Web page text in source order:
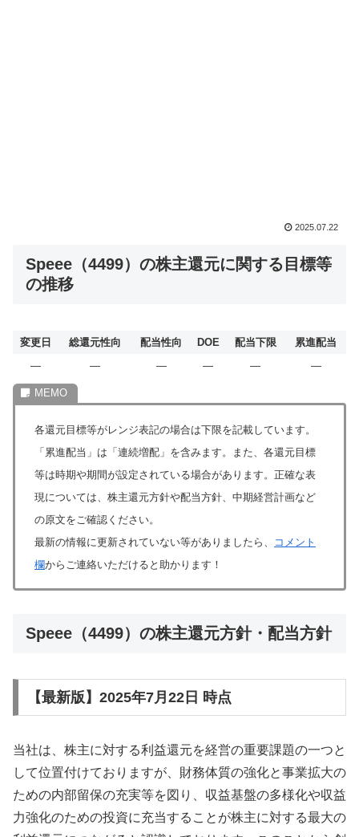
2025.07.22
Speee（4499）の株主還元に関する目標等
の推移
変更日 総還元性向 配当性向 DOE 配当下限
累進配当
―
― ― ― ― ―
各還元目標等がレンジ表記の場合は下限を記載しています。
「累進配当」は「連続増配」を含みます。また、各還元目標
等は時期や期間が設定されている場合があります。正確な表
現については、株主還元方針や配当方針、中期経営計画など
の原文をご確認ください。
最新の情報に更新されていない等がありましたら、
コメント
欄からご連絡いただけると助かります！
Speee（4499）の株主還元方針・配当方針
【最新版】2025年7月22日 時点
当社は、株主に対する利益還元を経営の重要課題の一つと
して位置付けておりますが、財務体質の強化と事業拡大の
ための内部留保の充実等を図り、収益基盤の多様化や収益
力強化のための投資に充当することが株主に対する最大の